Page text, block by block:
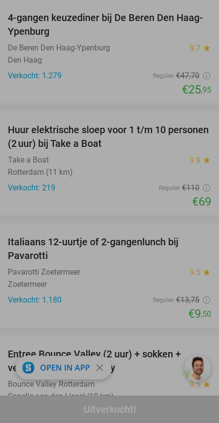
Uitverkocht!
46%
4-gangen keuzediner bij De Beren Den Haag-
Ypenburg
De Beren Den Haag-Ypenburg 9.7 star
Den Haag
Verkocht: 1.279
Regulier €47,70
€25,95
37%
Huur elektrische sloep voor 1 t/m 10 personen
(2 uur) bij Take a Boat
Take a Boat 9.9 star
Rotterdam (11 km)
Verkocht: 219
Regulier €110
€69
Italiaans 12-uurtje of 2-gangenlunch bij
Pavarotti
Pavarotti Zoetermeer 9.5 star
Zoetermeer
Verkocht: 1.180
Regulier €13,75
€9,50
46%
Entree Bounce Valley (2 uur) + sokken +
verkoelende slush puppy
Bounce Valley Rotterdam 9.5 star
Capelle aan den IJssel (10 km)
OPEN IN APP close